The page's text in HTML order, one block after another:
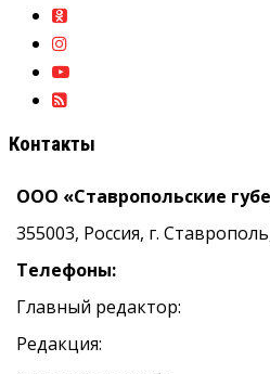
Контакты
ООО «Ставропольские
355003, Россия, г.
Телефоны:
Главный редактор:
Редакция: